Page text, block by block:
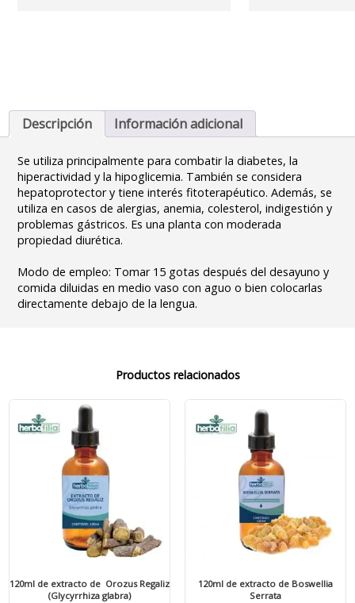
Descripción Información adicional
Se utiliza principalmente para combatir la diabetes, la
hiperactividad y la hipoglicemia. También se considera
hepatoprotector y tiene interés fitoterapéutico. Además, se
utiliza en casos de alergias, anemia, colesterol, indigestión y
problemas gástricos. Es una planta con moderada
propiedad diurética.
Modo de empleo: Tomar 15 gotas después del desayuno y
comida diluidas en medio vaso con aguo o bien colocarlas
directamente debajo de la lengua.
Productos relacionados
120ml de extracto de Orozus Regaliz
(Glycyrrhiza glabra)
120ml de extracto de Boswellia
Serrata